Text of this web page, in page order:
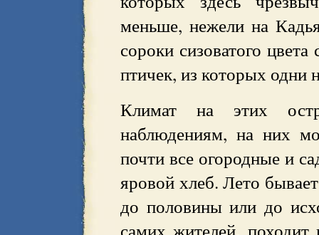
меньше, нежели на
сороки сизоватого
птичек, из которых одни
Климат на этих
наблюдениям, на них
почти все огородные и
яровой хлеб. Лето
до половины или до
самих жителей,